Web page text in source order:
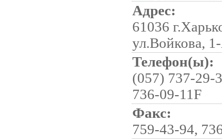
Адрес:
61036
ул.Войкова,
Телефон(ы):
(057) 737-29-
736-09-11F
Факс:
759-43-94,